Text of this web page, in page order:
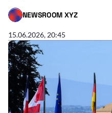
NEWSROOM XYZ
- AUTOR ARTYKUŁU - PROFIL
15.06.2026, 20:45